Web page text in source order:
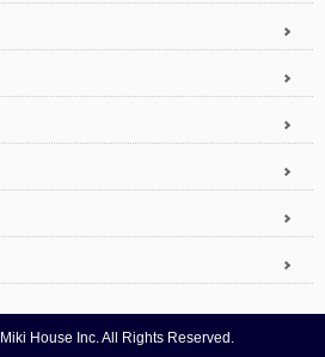
House Inc. All Rights Reserved.